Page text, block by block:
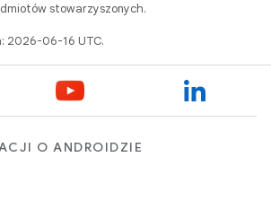
stowarzyszonych.
2026-06-16 UTC.
O ANDROIDZIE